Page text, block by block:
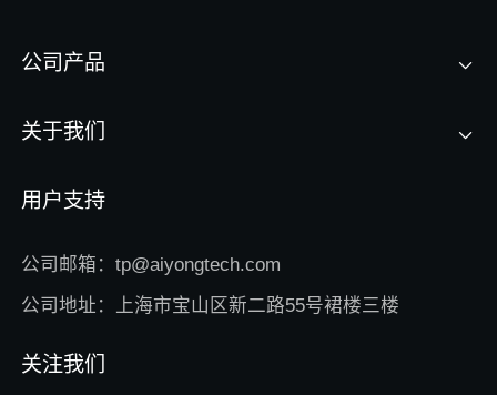
公司产品
关于我们
用户支持
公司邮箱：tp@aiyongtech.com
公司地址：上海市宝山区新二路55号裙楼三楼
关注我们